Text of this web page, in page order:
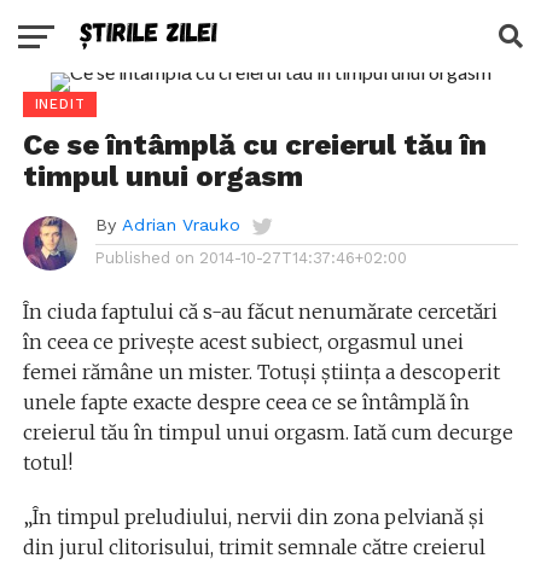
INEDIT
Ce se întâmplă cu creierul tău în
timpul unui orgasm
By Adrian Vrauko
Published on 2014-10-27T14:37:46+02:00
În ciuda faptului că s-au făcut nenumărate cercetări
în ceea ce privește acest subiect, orgasmul unei
femei rămâne un mister. Totuși știința a descoperit
unele fapte exacte despre ceea ce se întâmplă în
creierul tău în timpul unui orgasm. Iată cum decurge
totul!
„În timpul preludiului, nervii din zona pelviană și
din jurul clitorisului, trimit semnale către creierul